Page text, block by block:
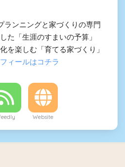
ランニングと家づくりの専門
た「生涯のすまいの予算」
を楽しむ「育てる家づくり」
ィールはコチラ
Website